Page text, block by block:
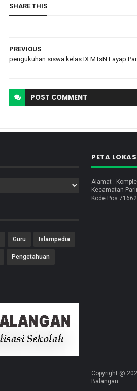
SHARE THIS
PREVIOUS
pengukuhan siswa kelas IX MTsN Layap
POST COMMENT
Guru Islampedia
Pengetahuan
PETA
Alamat :
Kecamatan
Kode Pos 71662
Copyright @
Balangan